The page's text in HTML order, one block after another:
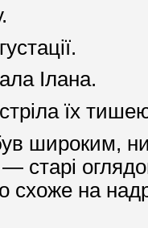
Ілана.
їх
широким,
старі
схоже на